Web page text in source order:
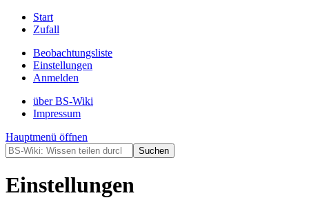
Start
Zufall
Beobachtungsliste
Einstellungen
Anmelden
über BS-Wiki
Impressum
Hauptmenü öffnen
Einstellungen